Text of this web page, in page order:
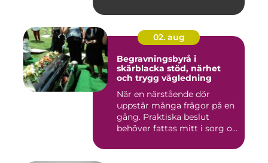
02. aug
Begravningsbyrå i
skärblacka stöd, närhet
och trygg vägledning
När en närstående dör
uppstår många frågor på en
gång. Praktiska beslut
behöver fattas mitt i sorg o...